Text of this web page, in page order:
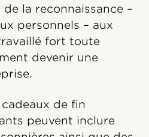
la reconnaissance –
personnels – aux
fort toute
devenir une
de fin
peuvent inclure